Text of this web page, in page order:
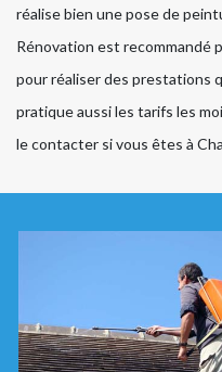
réalise bien une pose de
Rénovation est recommandé
pour réaliser des prestations
pratique aussi les tarifs les
le contacter si vous êtes à